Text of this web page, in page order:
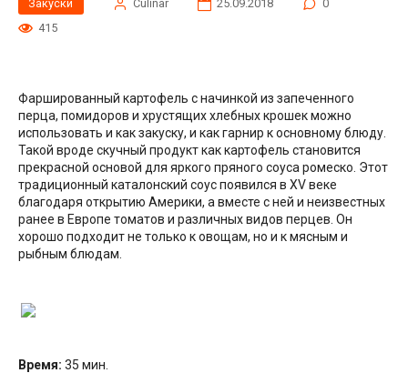
Закуски Сulinar 25.09.2018
0
415
Фаршированный картофель с начинкой из запеченного
перца, помидоров и хрустящих хлебных крошек можно
использовать и как закуску, и как гарнир к основному блюду.
Такой вроде скучный продукт как картофель становится
прекрасной основой для яркого пряного соуса ромеско. Этот
традиционный каталонский соус появился в XV веке
благодаря открытию Америки, а вместе с ней и неизвестных
ранее в Европе томатов и различных видов перцев. Он
хорошо подходит не только к овощам, но и к мясным и
рыбным блюдам.
Время: 35 мин.